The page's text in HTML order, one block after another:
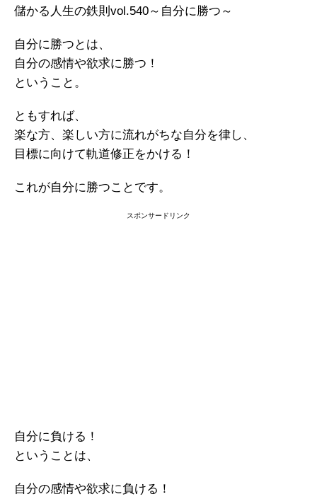
儲かる人生の鉄則vol.540～自分に勝つ～
自分に勝つとは、
自分の感情や欲求に勝つ！
ということ。
ともすれば、
楽な方、楽しい方に流れがちな自分を律し、
目標に向けて軌道修正をかける！
これが自分に勝つことです。
スポンサードリンク
自分に負ける！
ということは、
自分の感情や欲求に負ける！